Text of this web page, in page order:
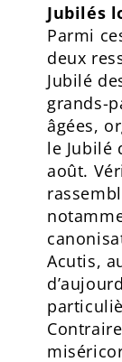
Jubilés
Parmi
deux
Jubilé
grands-
âgées,
le Jubilé
août.
Acutis,